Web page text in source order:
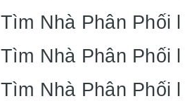
Tìm Nhà Phân Phối
Tìm Nhà Phân
Tìm Nhà Phân Phối